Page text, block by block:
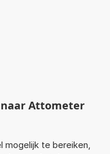
Attometer
te bereiken,